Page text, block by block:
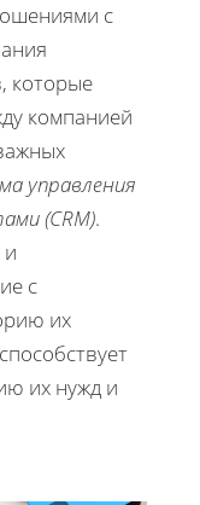
с
которые
компанией
управления
(CRM).
и
с
их
их нужд и